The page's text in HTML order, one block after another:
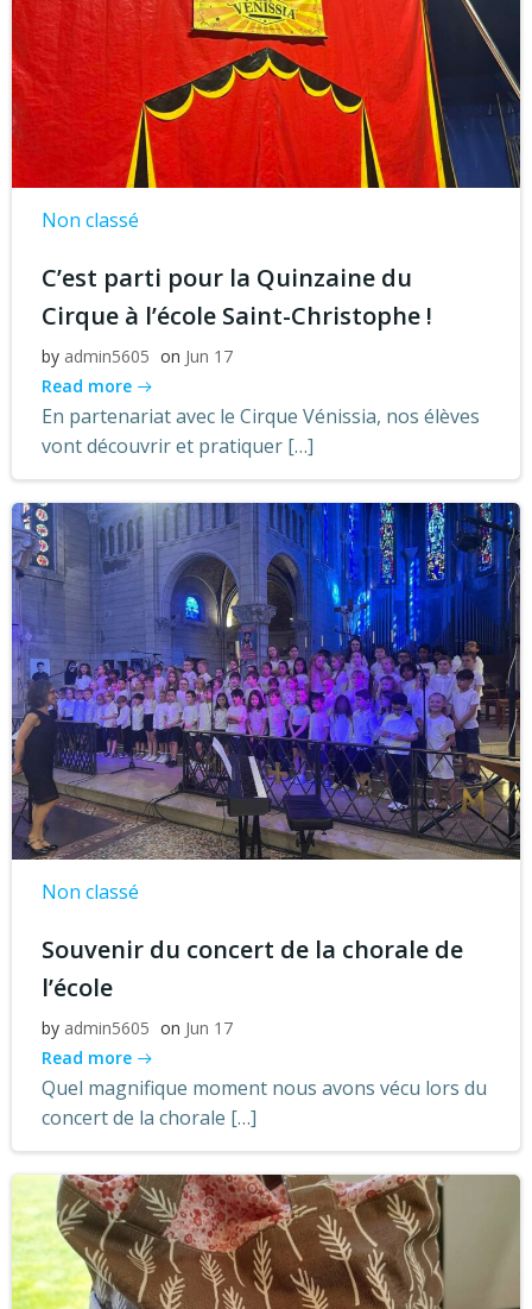
Non classé
C’est parti pour la Quinzaine du
Cirque à l’école Saint-Christophe !
by admin5605 on Jun 17
Read more
En partenariat avec le Cirque Vénissia, nos élèves
vont découvrir et pratiquer […]
Non classé
Souvenir du concert de la chorale de
l’école
by admin5605 on Jun 17
Read more
Quel magnifique moment nous avons vécu lors du
concert de la chorale […]